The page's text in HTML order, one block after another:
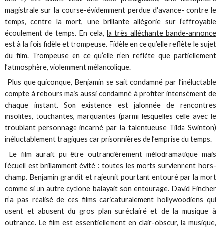
magistrale sur la course-évidemment perdue d'avance- contre le
temps, contre la mort, une brillante allégorie sur l’effroyable
écoulement de temps. En cela, la très alléchante bande-annonce
est à la fois fidèle et trompeuse. Fidèle en ce qu’elle reflète le sujet
du film. Trompeuse en ce qu’elle n’en reflète que partiellement
l’atmosphère, violemment mélancolique.
Plus que quiconque, Benjamin se sait condamné par l’inéluctable
compte à rebours mais aussi condamné à profiter intensément de
chaque instant. Son existence est jalonnée de rencontres
insolites, touchantes, marquantes (parmi lesquelles celle avec le
troublant personnage incarné par la talentueuse Tilda Swinton)
inéluctablement tragiques car prisonnières de l’emprise du temps.
Le film aurait pu être outrancièrement mélodramatique mais
l’écueil est brillamment évité : toutes les morts surviennent hors-
champ. Benjamin grandit et rajeunit pourtant entouré par la mort
comme si un autre cyclone balayait son entourage. David Fincher
n’a pas réalisé de ces films caricaturalement hollywoodiens qui
usent et abusent du gros plan suréclairé et de la musique à
outrance. Le film est essentiellement en clair-obscur, la musique,